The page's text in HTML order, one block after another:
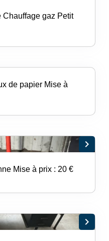
Chauffage gaz Petit
de papier Mise à
chevron_right
Mise à prix : 20 €
chevron_right